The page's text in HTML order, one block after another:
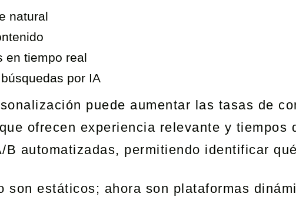
natural
en tiempo real
por IA
puede aumentar las tasas de
ofrecen experiencia relevante y tiempos
automatizadas, permitiendo identificar
estáticos; ahora son plataformas